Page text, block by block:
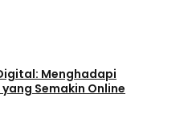
Menghadapi
Semakin Online